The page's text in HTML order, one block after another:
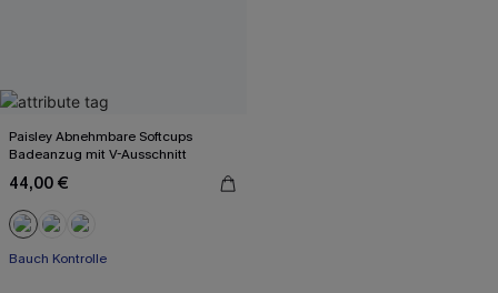
Paisley Abnehmbare Softcups
Badeanzug mit V-Ausschnitt
44,00 €
Bauch Kontrolle